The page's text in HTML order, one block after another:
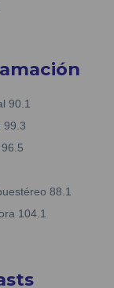
90.1
99.3
88.1
104.1